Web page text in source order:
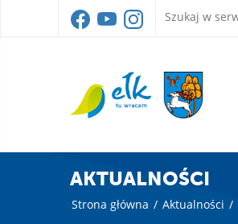
AKTUALNOŚCI
Strona główna / Aktualności /